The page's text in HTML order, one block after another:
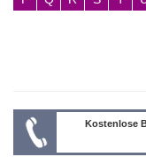
Kostenlose